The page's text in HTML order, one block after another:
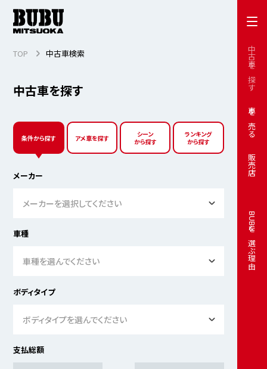
中古車を探す
車を売る
販売店
BUBUを選ぶ理由
中古車を探す
TOP 中古車検索
条件から探す アメ車を探す
シーン
から探す
ランキング
から探す
メーカー
メーカーを選択してください
車種
車種を選んでください
ボディタイプ
ボディタイプを選んでください
支払総額